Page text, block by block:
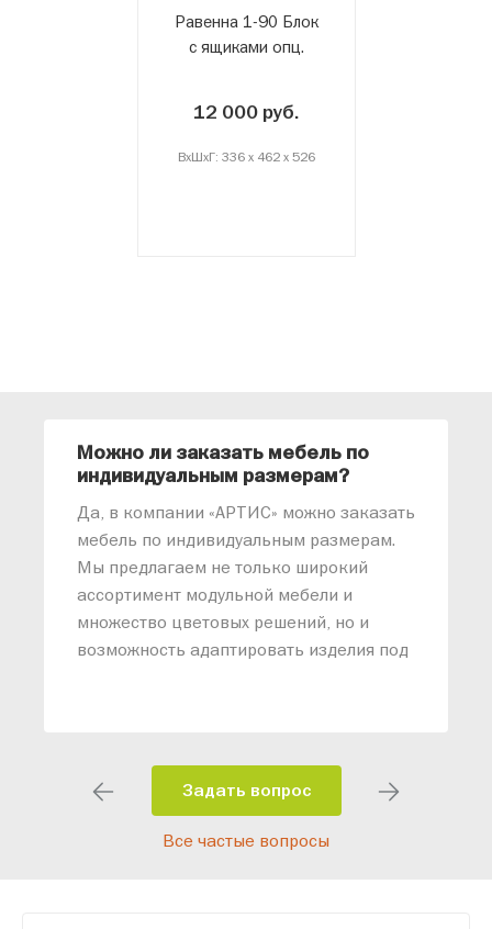
Равенна 1-90 Блок
с ящиками опц.
12 000 руб.
ВxШxГ: 336 x 462 x 526
Можно ли заказать мебель по
индивидуальным размерам?
Да, в компании «АРТИС» можно заказать
мебель по индивидуальным размерам.
Мы предлагаем не только широкий
ассортимент модульной мебели и
множество цветовых решений, но и
возможность адаптировать изделия под
помещения и личные пожелания.
Благодаря современному
высокотехнологичному оборудованию
Задать вопрос
Все частые вопросы